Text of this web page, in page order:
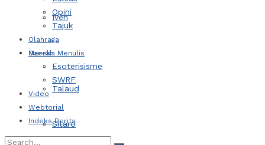
Iven
Daerah
Talaud
Sitaro
Opini
Tajuk
Olahraga
Mereka Menulis
Esoterisisme
SWRF
Video
Webtorial
Indeks Berita